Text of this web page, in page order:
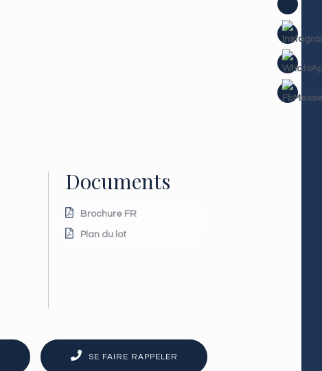
Documents
Brochure FR
Plan du lot
SE FAIRE RAPPELER